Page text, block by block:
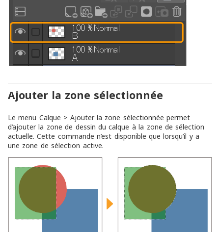
Ajouter la zone sélectionnée
Le menu Calque > Ajouter la zone sélectionnée permet
d’ajouter la zone de dessin du calque à la zone de sélection
actuelle. Cette commande n’est disponible que lorsqu’il y a
une zone de sélection active.